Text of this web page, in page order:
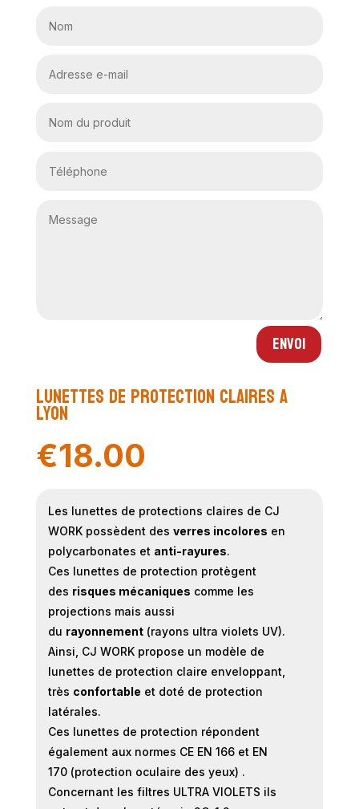
Envoi
Lunettes de protection claires A
LYON
€18.00
Les lunettes de protections claires de CJ
WORK possèdent des verres incolores en
polycarbonates et anti-rayures.
Ces lunettes de protection protègent
des risques mécaniques comme les
projections mais aussi
du rayonnement(rayons ultra violets UV).
Ainsi, CJ WORK propose un modèle de
lunettes de protection claire enveloppant,
très confortable et doté de protection
latérales.
Ces lunettes de protection répondent
également aux normes CE EN 166 et EN
170 (protection oculaire des yeux) .
Concernant les filtres ULTRA VIOLETS ils